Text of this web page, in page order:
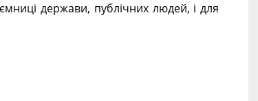
держави, публічних людей, і для